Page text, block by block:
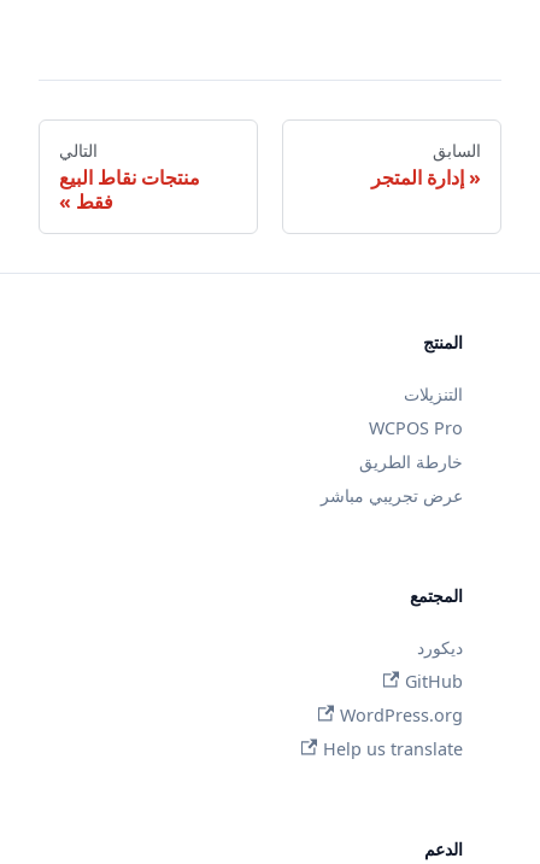
السابق
إدارة المتجر
التالي
منتجات نقاط البيع
فقط
المنتج
التنزيلات
WCPOS Pro
خارطة الطريق
عرض تجريبي مباشر
المجتمع
ديكورد
GitHub
WordPress.org
Help us translate
الدعم